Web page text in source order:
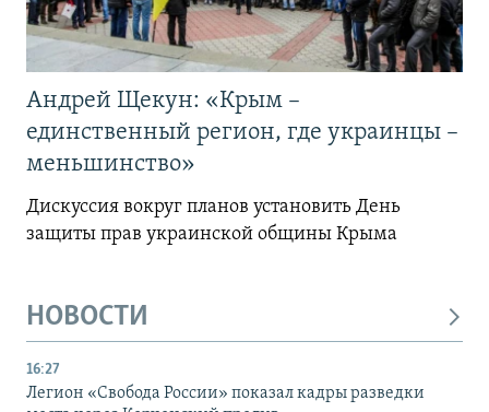
Андрей Щекун: «Крым –
единственный регион, где украинцы –
меньшинство»
Дискуссия вокруг планов установить День
защиты прав украинской общины Крыма
НОВОСТИ
16:27
Легион «Свобода России» показал кадры разведки